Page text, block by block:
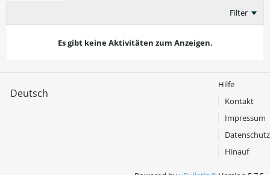
Filter
Es gibt keine Aktivitäten zum Anzeigen.
Deutsch
Hilfe
Kontakt
Impressum
Datenschutz
Hinauf